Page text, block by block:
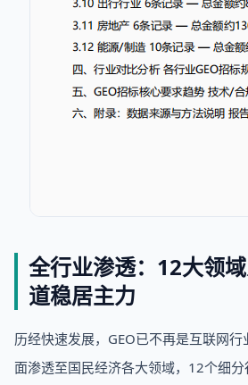
全行业渗透：12大领
道稳居主力
历经快速发展，GEO已不再是互联网
面渗透至国民经济各大领域，12个细